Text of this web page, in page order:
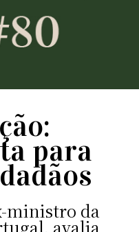
para
ministro da
avalia